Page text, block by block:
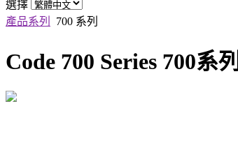
選擇
產品系列
700 系列
Code 700 Series 700系列